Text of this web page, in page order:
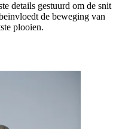
details gestuurd om de snit
de beweging van
plooien.